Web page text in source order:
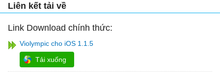
Liên kết tải về
Link Download chính thức:
Violympic cho iOS 1.1.5
Tải xuống